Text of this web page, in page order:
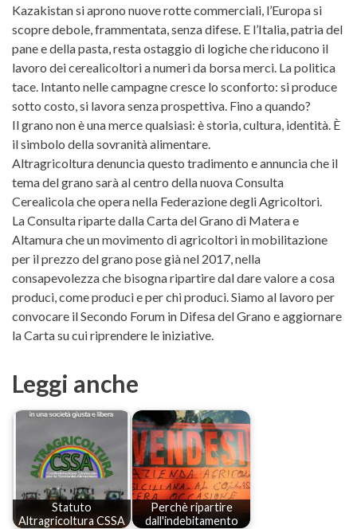
Kazakistan si aprono nuove rotte commerciali, l’Europa si
scopre debole, frammentata, senza difese. E l’Italia, patria del
pane e della pasta, resta ostaggio di logiche che riducono il
lavoro dei cerealicoltori a numeri da borsa merci. La politica
tace. Intanto nelle campagne cresce lo sconforto: si produce
sotto costo, si lavora senza prospettiva. Fino a quando?
Il grano non è una merce qualsiasi: è storia, cultura, identità. È
il simbolo della sovranità alimentare.
Altragricoltura denuncia questo tradimento e annuncia che il
tema del grano sarà al centro della nuova Consulta
Cerealicola che opera nella Federazione degli Agricoltori.
La Consulta riparte dalla Carta del Grano di Matera e
Altamura che un movimento di agricoltori in mobilitazione
per il prezzo del grano pose già nel 2017, nella
consapevolezza che bisogna ripartire dal dare valore a cosa
produci, come produci e per chi produci. Siamo al lavoro per
convocare il Secondo Forum in Difesa del Grano e aggiornare
la Carta su cui riprendere le iniziative.
Leggi anche
Statuto
Altragricoltura CSSA
Perchè ripartire
dall'indebitamento